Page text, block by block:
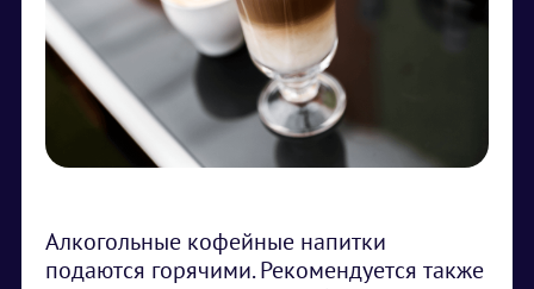
Алкогольные кофейные напитки
подаются горячими. Рекомендуется также